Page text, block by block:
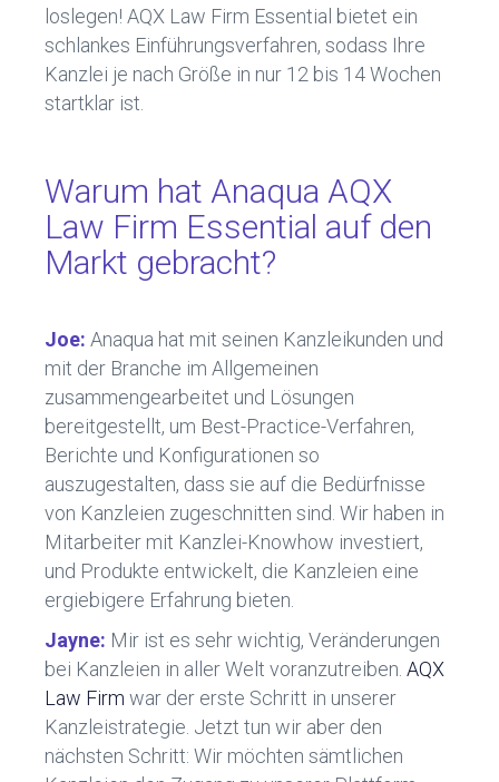
loslegen! AQX Law Firm Essential bietet ein
schlankes Einführungsverfahren, sodass Ihre
Kanzlei je nach Größe in nur 12 bis 14 Wochen
startklar ist.
Warum hat Anaqua AQX
Law Firm Essential auf den
Markt gebracht?
Joe: Anaqua hat mit seinen Kanzleikunden und
mit der Branche im Allgemeinen
zusammengearbeitet und Lösungen
bereitgestellt, um Best-Practice-Verfahren,
Berichte und Konfigurationen so
auszugestalten, dass sie auf die Bedürfnisse
von Kanzleien zugeschnitten sind. Wir haben in
Mitarbeiter mit Kanzlei-Knowhow investiert,
und Produkte entwickelt, die Kanzleien eine
ergiebigere Erfahrung bieten.
Jayne: Mir ist es sehr wichtig, Veränderungen
bei Kanzleien in aller Welt voranzutreiben. AQX
Law Firm war der erste Schritt in unserer
Kanzleistrategie. Jetzt tun wir aber den
nächsten Schritt: Wir möchten sämtlichen